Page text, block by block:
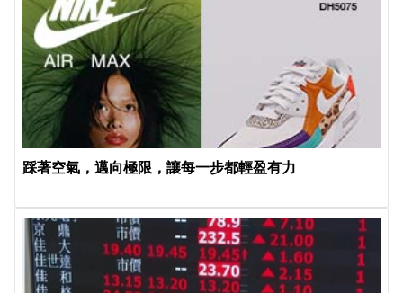
踩著空氣，邁向極限，讓每一步都輕盈有力